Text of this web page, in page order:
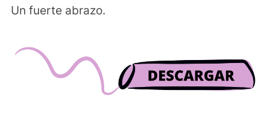
Un fuerte abrazo.